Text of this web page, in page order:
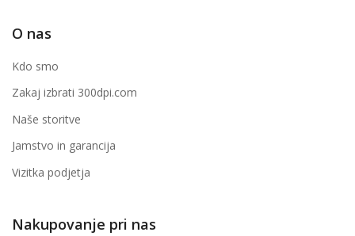
O nas
Kdo smo
Zakaj izbrati 300dpi.com
Naše storitve
Jamstvo in garancija
Vizitka podjetja
Nakupovanje pri nas